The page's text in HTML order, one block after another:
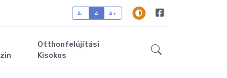
A- A A+
Otthonfelújítási
Kisokos